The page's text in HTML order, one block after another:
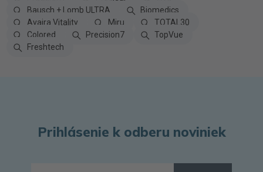
Bausch + Lomb ULTRA
Biomedics
Avaira Vitality
Miru
TOTAL30
Colored
Precision7
TopVue
Freshtech
Prihlásenie k odberu noviniek